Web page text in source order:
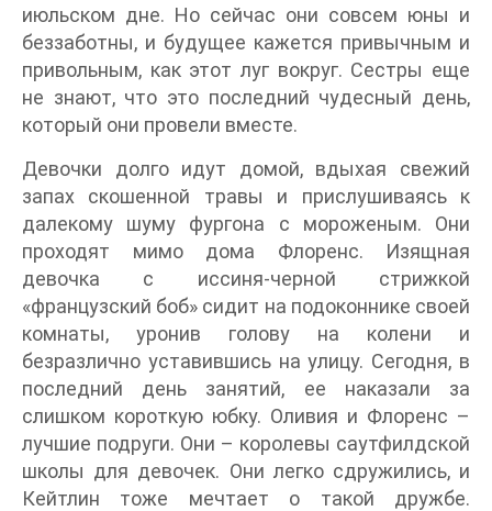
июльском дне. Но сейчас они совсем юны и
беззаботны, и будущее кажется привычным и
привольным, как этот луг вокруг. Сестры еще
не знают, что это последний чудесный день,
который они провели вместе.
Девочки долго идут домой, вдыхая свежий
запах скошенной травы и прислушиваясь к
далекому шуму фургона с мороженым. Они
проходят мимо дома Флоренс. Изящная
девочка с иссиня-черной стрижкой
«французский боб» сидит на подоконнике своей
комнаты, уронив голову на колени и
безразлично уставившись на улицу. Сегодня, в
последний день занятий, ее наказали за
слишком короткую юбку. Оливия и Флоренс –
лучшие подруги. Они – королевы саутфилдской
школы для девочек. Они легко сдружились, и
Кейтлин тоже мечтает о такой дружбе.